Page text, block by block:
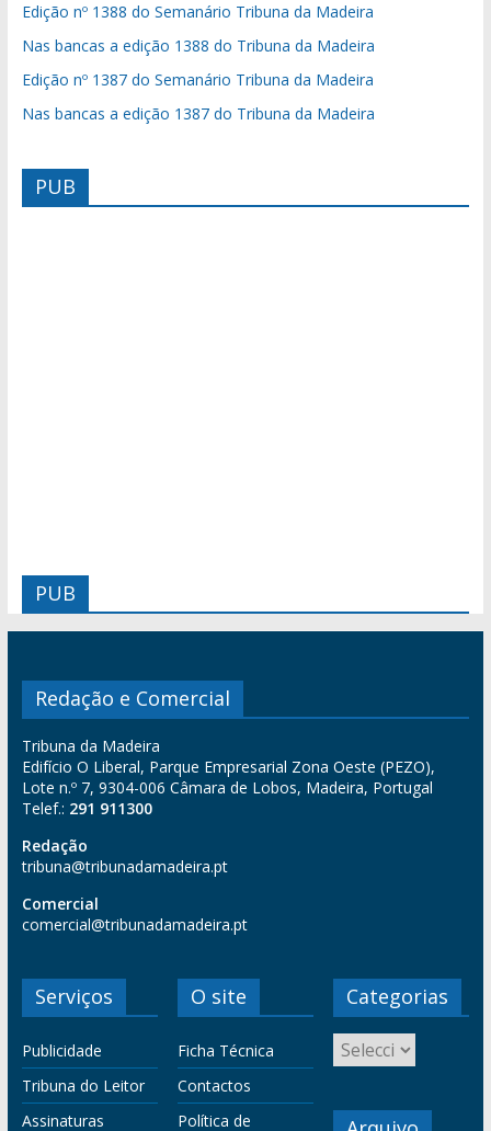
Edição nº 1388 do Semanário Tribuna da Madeira
Nas bancas a edição 1388 do Tribuna da Madeira
Edição nº 1387 do Semanário Tribuna da Madeira
Nas bancas a edição 1387 do Tribuna da Madeira
PUB
PUB
Redação e Comercial
Tribuna da Madeira
Edifício O Liberal, Parque Empresarial Zona Oeste (PEZO),
Lote n.º 7, 9304-006 Câmara de Lobos, Madeira, Portugal
Telef.: 291 911300
Redação
tribuna@tribunadamadeira.pt
Comercial
comercial@tribunadamadeira.pt
Serviços
Publicidade
Tribuna do Leitor
Assinaturas
O site
Ficha Técnica
Contactos
Política de
Categorias